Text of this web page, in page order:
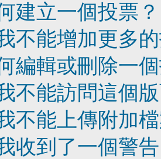
建立一個投票？
不能增加更多
編輯或刪除一
不能訪問這個
不能上傳附加
收到了一個警